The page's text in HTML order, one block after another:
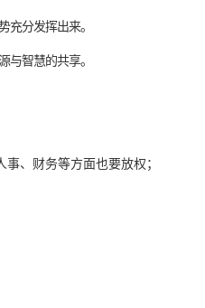
充分发挥出来。
与智慧的共享。
事、财务等方面也要放权；